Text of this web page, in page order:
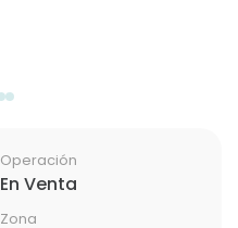
Operación
En Venta
Zona